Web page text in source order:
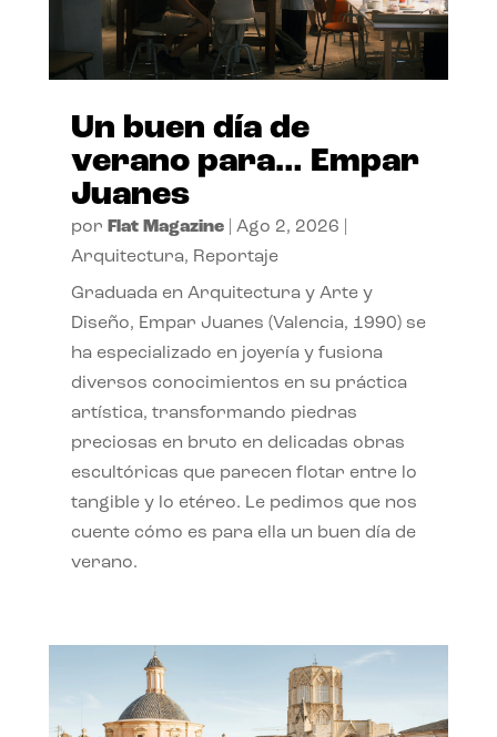
Un buen día de
verano para… Empar
Juanes
por Flat Magazine| Ago 2, 2026
Arquitectura, Reportaje
Graduada en Arquitectura y Arte y
Diseño, Empar Juanes (Valencia, 1990) se
ha especializado en joyería y fusiona
diversos conocimientos en su práctica
artística, transformando piedras
preciosas en bruto en delicadas obras
escultóricas que parecen flotar entre lo
tangible y lo etéreo. Le pedimos que nos
cuente cómo es para ella un buen día de
verano.